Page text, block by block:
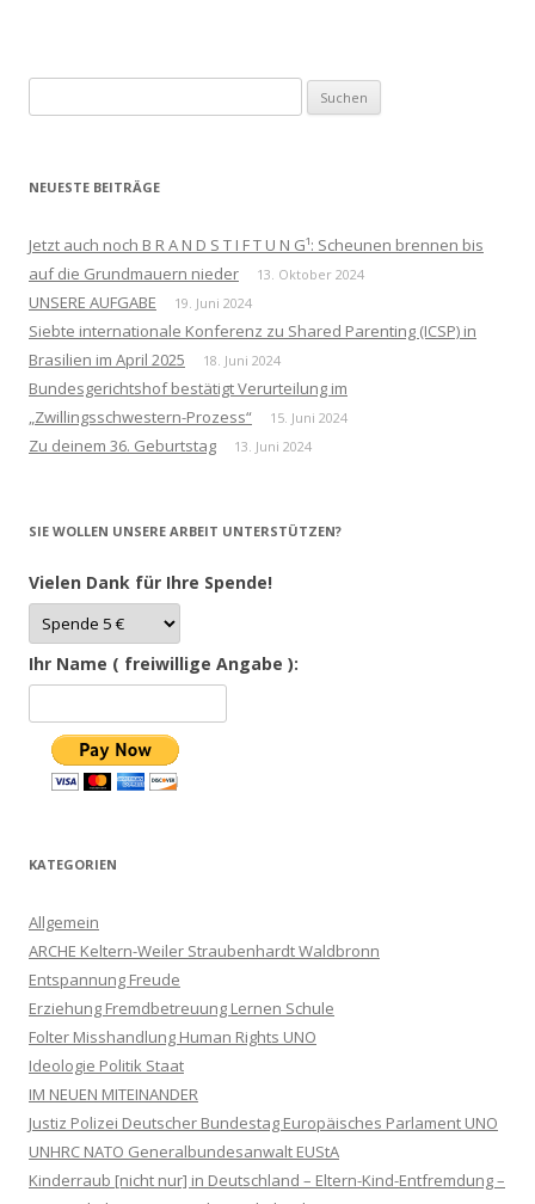
nach:
NEUESTE BEITRÄGE
Jetzt auch noch B R A N D S T I F T U N G¹: Scheunen brennen bis
auf die Grundmauern nieder
13. Oktober 2024
UNSERE AUFGABE 19. Juni 2024
Siebte internationale Konferenz zu Shared Parenting (ICSP) in
Brasilien im April 2025
18. Juni 2024
Bundesgerichtshof bestätigt Verurteilung im
„Zwillingsschwestern-Prozess“
15. Juni 2024
Zu deinem 36. Geburtstag 13. Juni 2024
SIE WOLLEN UNSERE ARBEIT UNTERSTÜTZEN?
Vielen Dank für Ihre Spende!
Ihr Name ( freiwillige Angabe ):
KATEGORIEN
Allgemein
ARCHE Keltern-Weiler Straubenhardt Waldbronn
Entspannung Freude
Erziehung Fremdbetreuung Lernen Schule
Folter Misshandlung Human Rights UNO
Ideologie Politik Staat
IM NEUEN MITEINANDER
Justiz Polizei Deutscher Bundestag Europäisches Parlament UNO
UNHRC NATO Generalbundesanwalt EUStA
Kinderraub [nicht nur] in Deutschland – Eltern-Kind-Entfremdung –